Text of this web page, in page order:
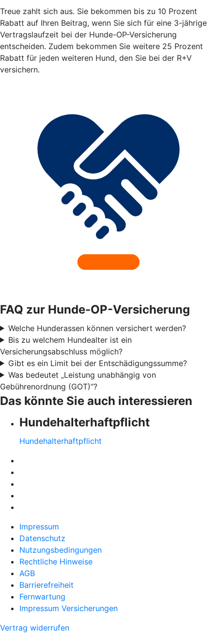
Treue zahlt sich aus. Sie bekommen bis zu 10 Prozent
Rabatt auf Ihren Beitrag, wenn Sie sich für eine 3-jährige
Vertragslaufzeit bei der Hunde-OP-Versicherung
entscheiden. Zudem bekommen Sie weitere 25 Prozent
Rabatt für jeden weiteren Hund, den Sie bei der R+V
versichern.
FAQ zur Hunde-OP-Versicherung
Welche Hunderassen können versichert werden?
Bis zu welchem Hundealter ist ein
Versicherungsabschluss möglich?
Gibt es ein Limit bei der Entschädigungssumme?
Was bedeutet „Leistung unabhängig von
Gebührenordnung (GOT)“?
Das könnte Sie auch interessieren
Hundehalter­haftpflicht
Hundehalter­haftpflicht
Impressum
Datenschutz
Nutzungsbedingungen
Rechtliche Hinweise
AGB
Barrierefreiheit
Fernwartung
Impressum Versicherungen
Vertrag widerrufen